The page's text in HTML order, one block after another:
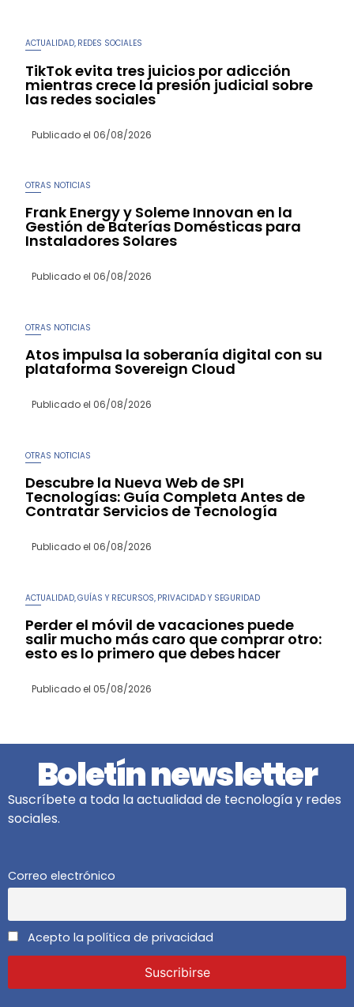
ACTUALIDAD, REDES SOCIALES
TikTok evita tres juicios por adicción
mientras crece la presión judicial sobre
las redes sociales
Publicado el 06/08/2026
OTRAS NOTICIAS
Frank Energy y Soleme Innovan en la
Gestión de Baterías Domésticas para
Instaladores Solares
Publicado el 06/08/2026
OTRAS NOTICIAS
Atos impulsa la soberanía digital con su
plataforma Sovereign Cloud
Publicado el 06/08/2026
OTRAS NOTICIAS
Descubre la Nueva Web de SPI
Tecnologías: Guía Completa Antes de
Contratar Servicios de Tecnología
Publicado el 06/08/2026
ACTUALIDAD ,GUÍAS Y RECURSOS PRIVACIDAD Y SEGURIDAD
Perder el móvil de vacaciones puede
salir mucho más caro que comprar otro:
esto es lo primero que debes hacer
Publicado el 05/08/2026
Boletín newsletter
Suscríbete a toda la actualidad de tecnología y redes
sociales.
Correo electrónico
Acepto la política de privacidad